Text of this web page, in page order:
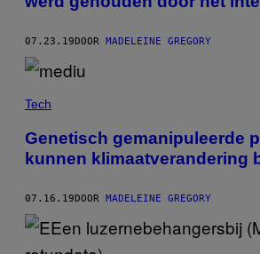
07.23.19 DOOR MADELEINE GREGORY
Tech
Genetisch gemanipuleerde
kunnen klimaatverandering
07.16.19DOOR MADELEINE GREGORY